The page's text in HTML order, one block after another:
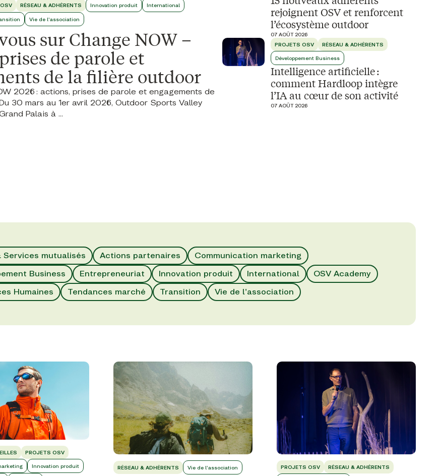
RÉSEAU & ADHÉRENTS Innovation produit International
Vie de l'association
sur Change NOW –
de parole et
de la filière outdoor
2026 : actions, prises de parole et engagements de
30 mars au 1er avril 2026, Outdoor Sports Valley
Palais à ...
rejoignent OSV et renforcent
l’écosystème outdoor
07 AOÛT 2026
PROJETS OSV
RÉSEAU & ADHÉRENTS
Développement Business
Intelligence artificielle :
comment Hardloop intègre
l’IA au cœur de son activité
07 AOÛT 2026
Services mutualisés Actions partenaires
Communication marketing
Business
Entrepreneuriat Innovation produit International
OSV Academy
Humaines
Tendances marché Transition Vie de l'association
PROJETS OSV
Innovation produit RÉSEAU & ADHÉRENTS Vie de l'association PROJETS OSV RÉSEAU & ADHÉRENTS